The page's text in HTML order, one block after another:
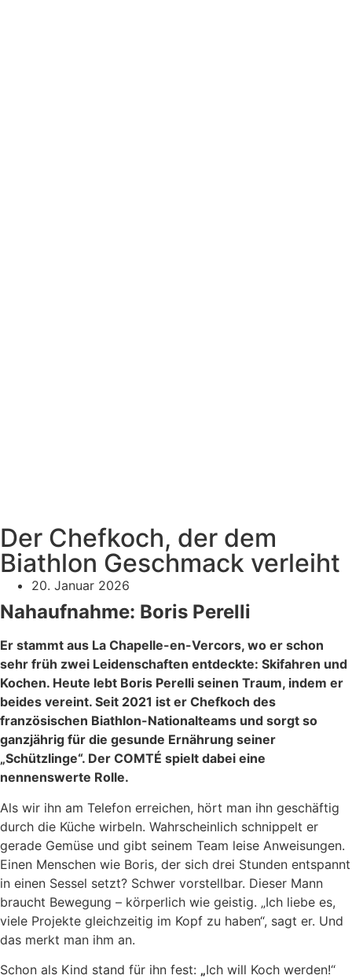
Der Chefkoch, der dem
Biathlon Geschmack verleiht
20. Januar 2026
Nahaufnahme: Boris Perelli
Er stammt aus La Chapelle-en-Vercors, wo er schon
sehr früh zwei Leidenschaften entdeckte: Skifahren und
Kochen. Heute lebt Boris Perelli seinen Traum, indem er
beides vereint. Seit 2021 ist er Chefkoch des
französischen Biathlon-Nationalteams und sorgt so
ganzjährig für die gesunde Ernährung seiner
„Schützlinge“. Der COMTÉ spielt dabei eine
nennenswerte Rolle.
Als wir ihn am Telefon erreichen, hört man ihn geschäftig
durch die Küche wirbeln. Wahrscheinlich schnippelt er
gerade Gemüse und gibt seinem Team leise Anweisungen.
Einen Menschen wie Boris, der sich drei Stunden entspannt
in einen Sessel setzt? Schwer vorstellbar. Dieser Mann
braucht Bewegung – körperlich wie geistig. „Ich liebe es,
viele Projekte gleichzeitig im Kopf zu haben“, sagt er. Und
das merkt man ihm an.
Schon als Kind stand für ihn fest: „Ich will Koch werden!“